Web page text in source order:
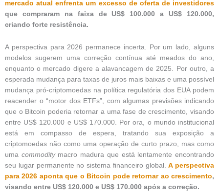
mercado atual enfrenta um excesso de oferta de investidores
que compraram na faixa de US$ 100.000 a US$ 120.000,
criando forte resistência.
A perspectiva para 2026 permanece incerta. Por um lado, alguns
modelos sugerem uma correção contínua até meados do ano,
enquanto o mercado digere a alavancagem de 2025. Por outro, a
esperada mudança para taxas de juros mais baixas e uma possível
mudança pró-criptomoedas na política regulatória dos EUA podem
reacender o “motor dos ETFs”, com algumas previsões indicando
que o Bitcoin poderia retornar a uma fase de crescimento, visando
entre US$ 120.000 e US$ 170.000. Por ora, o mundo institucional
está em compasso de espera, tratando sua exposição a
criptomoedas não como uma operação de curto prazo, mas como
uma commoditymacro madura que está lentamente encontrando
seu lugar permanente no sistema financeiro global.A perspectiva
para 2026 aponta que o Bitcoin pode retornar ao crescimento,
visando entre US$ 120.000 e US$ 170.000 após a correção.